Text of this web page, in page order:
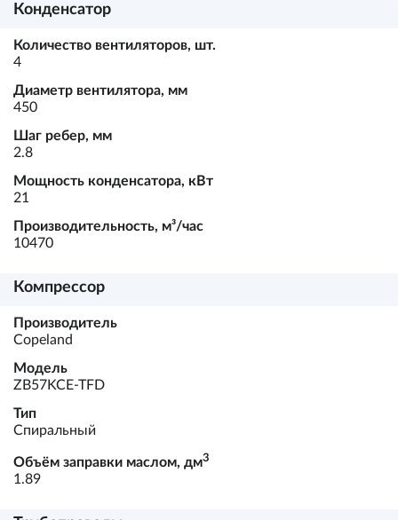
Конденсатор
Количество вентиляторов, шт.
4
Диаметр вентилятора, мм
450
Шаг ребер, мм
2.8
Мощность конденсатора, кВт
21
Производительность, м³/час
10470
Компрессор
Производитель
Copeland
Модель
ZB57KCE-TFD
Тип
Спиральный
Объём заправки маслом, дм3
1.89